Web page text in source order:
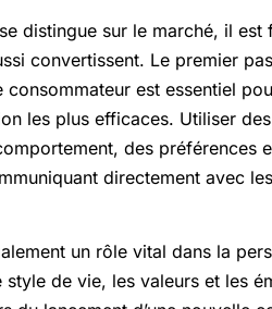
distingue sur le marché, il
convertissent. Le premier
est essentiel
les plus efficaces. Utiliser
des préférences
directement avec
un rôle vital dans la
de vie, les valeurs et les